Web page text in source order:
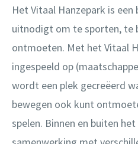
Het Vitaal Hanzepark is
uitnodigt om te sporten, te
ontmoeten. Met het Vitaal
ingespeeld op
wordt een plek gecreëerd
bewegen ook kunt
spelen. Binnen en buiten